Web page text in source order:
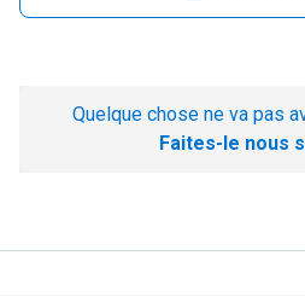
Quelque chose ne va pas
Faites-le nous